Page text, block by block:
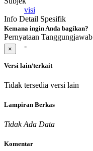
visi
Info Detail Spesifik
-
Pernyataan Tanggungjawab
-
Versi lain/terkait
Tidak tersedia versi lain
Lampiran Berkas
Tidak Ada Data
Komentar
Kemana ingin Anda bagikan?
×